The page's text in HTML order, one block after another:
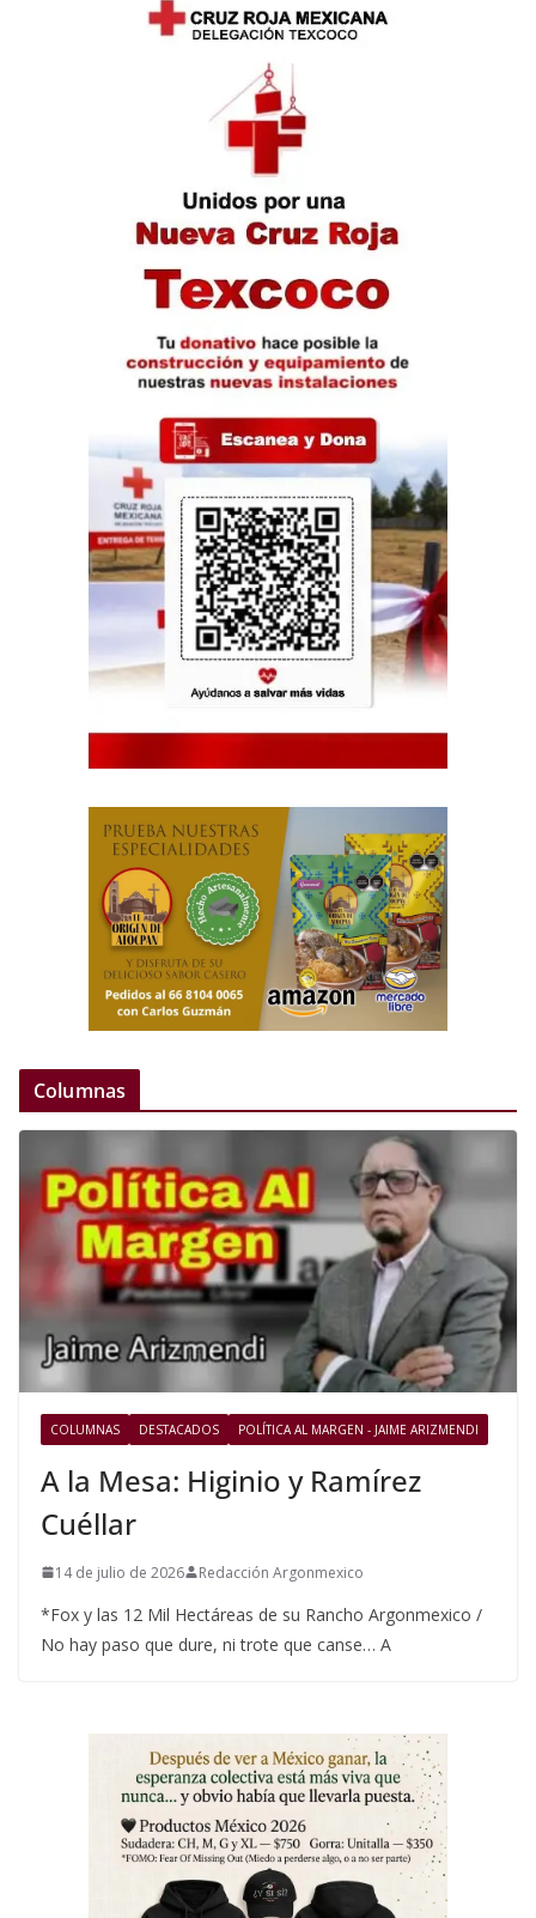
Columnas
COLUMNAS DESTACADOS POLÍTICA AL MARGEN - JAIME ARIZMENDI
A la Mesa: Higinio y Ramírez
Cuéllar
14 de julio de 2026 Redacción Argonmexico
*Fox y las 12 Mil Hectáreas de su Rancho Argonmexico /
No hay paso que dure, ni trote que canse… A